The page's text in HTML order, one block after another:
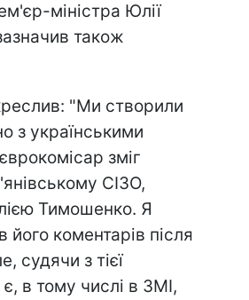
міністра Юлії
також
"Ми створили
з українськими
зміг
СІЗО,
Тимошенко. Я
його коментарів після
судячи з тієї
є, в тому числі в ЗМІ,